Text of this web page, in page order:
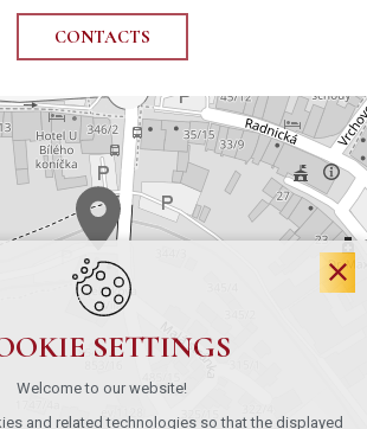
CONTACTS
SETTINGS
Welcome to our website!
and related technologies so that the displayed